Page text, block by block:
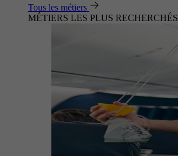
Tous les métiers
MÉTIERS LES PLUS RECHERCHÉS